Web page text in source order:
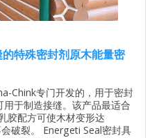
特殊密封剂原木能量密
Chink专门开发的，用于密封
于制造接缝。该产品最适合
胶配方可使木材变形达
破裂。 Energeti Seal密封具